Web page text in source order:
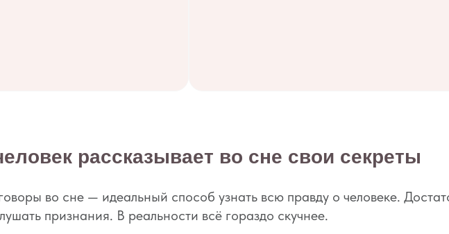
рассказывает во сне свои секреты
во сне — идеальный способ узнать всю правду о человеке.
признания. В реальности всё гораздо скучнее.